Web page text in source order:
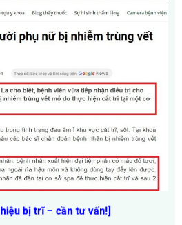
bị trĩ – cần tư vấn!]